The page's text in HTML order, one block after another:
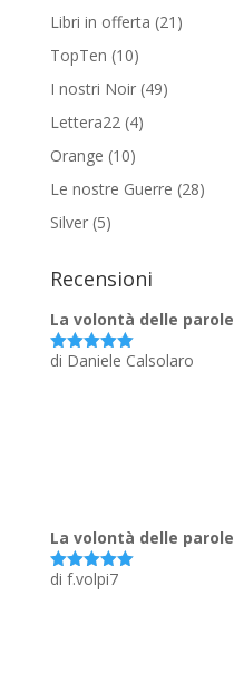
Libri in offerta (21)
TopTen (10)
I nostri Noir (49)
Lettera22 (4)
Orange (10)
Le nostre Guerre (28)
Silver (5)
Recensioni
La volontà delle parole
Valutato 5
di Daniele Calsolaro
La volontà delle parole
Valutato 5
di f.volpi7